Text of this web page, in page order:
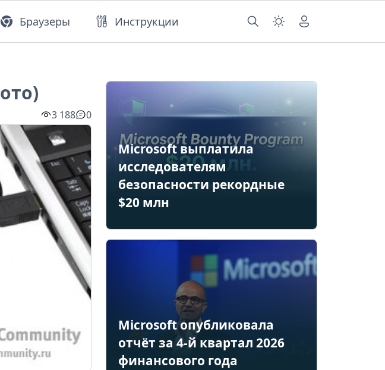
Браузеры Инструкции
3 188 0
Microsoft выплатила
исследователям
безопасности рекордные
$20 млн
Microsoft опубликовала
отчёт за 4-й квартал 2026
финансового года